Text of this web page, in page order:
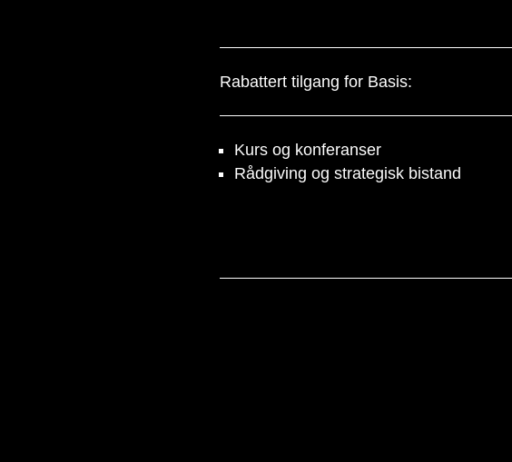
Rabattert tilgang for Basis:
Kurs og konferanser
Rådgiving og strategisk bistand